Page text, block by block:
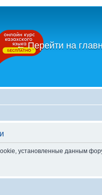
←Перейти на
установленные данным